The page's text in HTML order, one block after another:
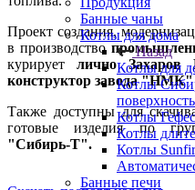
Банные чаны
Котлы для дома
Назад
Котлы для
Котлы
Котлы
Котлы
Котлы
Банные печи
Проект создания,
в производство
курирует лично Захаров
конструктор завода "НМК"
Также доступны для
готовые изделия по
"Сибирь-Т".